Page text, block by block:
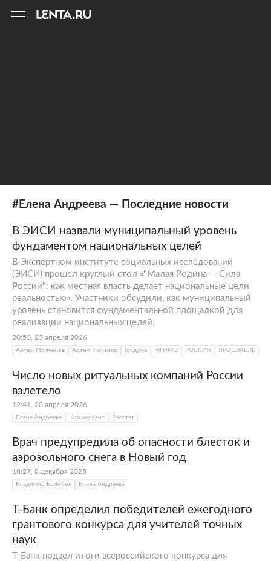
#Елена Андреева — Последние новости
В ЭИСИ назвали муниципальный уровень
фундаментом национальных целей
В Экспертном институте социальных исследований
(ЭИСИ) прошел круглый стол «"Малая Родина — Сила
России": как местная власть делает национальные цели
реальностью». Участники обсудили, как муниципальный
уровень становится фундаментальной площадкой для
реализации национальных целей.
20:50, 23 апреля 2026
Артем Молчанов Артем Ткаченко Госдума МГИМО РОССИЯ ЯРОСЛАВЛЬ
Число новых ритуальных компаний России
взлетело
12:41, 20 апреля 2026
Елена Андреева Коммерсант Росстат
Врач предупредила об опасности блесток и
аэрозольного снега в Новый год
18:27, 8 декабря 2025
Владимир Болибок Елена Андреева
Т-Банк определил победителей ежегодного
грантового конкурса для учителей точных
наук
Т-Банк подвел итоги всероссийского конкурса для